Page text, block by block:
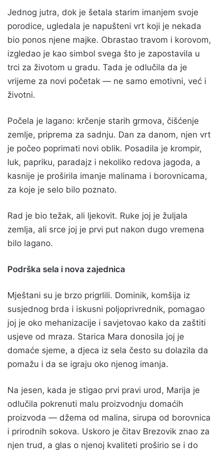
Jednog jutra, dok je šetala starim imanjem svoje
porodice, ugledala je napušteni vrt koji je nekada
bio ponos njene majke. Obrastao travom i korovom,
izgledao je kao simbol svega što je zapostavila u
trci za životom u gradu. Tada je odlučila da je
vrijeme za novi početak — ne samo emotivni, već i
životni.
Počela je lagano: krčenje starih grmova, čišćenje
zemlje, priprema za sadnju. Dan za danom, njen vrt
je počeo poprimati novi oblik. Posadila je krompir,
luk, papriku, paradajz i nekoliko redova jagoda, a
kasnije je proširila imanje malinama i borovnicama,
za koje je selo bilo poznato.
Rad je bio težak, ali ljekovit. Ruke joj je žuljala
zemlja, ali srce joj je prvi put nakon dugo vremena
bilo lagano.
Podrška sela i nova zajednica
Mještani su je brzo prigrlili. Dominik, komšija iz
susjednog brda i iskusni poljoprivrednik, pomagao
joj je oko mehanizacije i savjetovao kako da zaštiti
usjeve od mraza. Starica Mara donosila joj je
domaće sjeme, a djeca iz sela često su dolazila da
pomažu i da se igraju oko njenog imanja.
Na jesen, kada je stigao prvi pravi urod, Marija je
odlučila pokrenuti malu proizvodnju domaćih
proizvoda — džema od malina, sirupa od borovnica
i prirodnih sokova. Uskoro je čitav Brezovik znao za
njen trud, a glas o njenoj kvaliteti proširio se i do